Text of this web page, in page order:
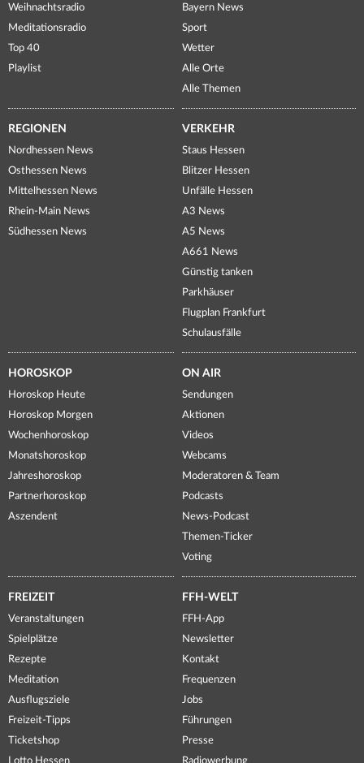
Weihnachtsradio
Meditationsradio
Top 40
Playlist
Bayern News
Sport
Wetter
Alle Orte
Alle Themen
REGIONEN
Nordhessen News
Osthessen News
Mittelhessen News
Rhein-Main News
Südhessen News
VERKEHR
Staus Hessen
Blitzer Hessen
Unfälle Hessen
A3 News
A5 News
A661 News
Günstig tanken
Parkhäuser
Flugplan Frankfurt
Schulausfälle
HOROSKOP
Horoskop Heute
Horoskop Morgen
Wochenhoroskop
Monatshoroskop
Jahreshoroskop
Partnerhoroskop
Aszendent
ON AIR
Sendungen
Aktionen
Videos
Webcams
Moderatoren & Team
Podcasts
News-Podcast
Themen-Ticker
Voting
FREIZEIT
Veranstaltungen
Spielplätze
Rezepte
Meditation
Ausflugsziele
Freizeit-Tipps
Ticketshop
Lotto Hessen
FFH-WELT
FFH-App
Newsletter
Kontakt
Frequenzen
Jobs
Führungen
Presse
Radiowerbung